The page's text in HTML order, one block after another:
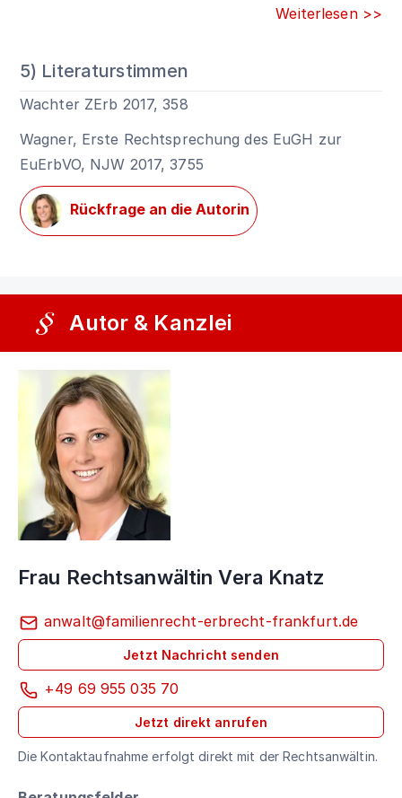
Weiterlesen >>
5) Literaturstimmen
Wachter ZErb 2017, 358
Wagner, Erste Rechtsprechung des EuGH zur
EuErbVO, NJW 2017, 3755
Rückfrage an die Autorin
Autor & Kanzlei
Frau Rechtsanwältin Vera Knatz
anwalt@familienrecht-erbrecht-frankfurt.de
Jetzt Nachricht senden
+49 69 955 035 70
Jetzt direkt anrufen
Die Kontaktaufnahme erfolgt direkt mit der Rechtsanwältin.